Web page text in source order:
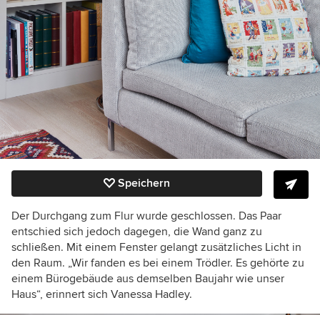
Speichern
Der Durchgang zum Flur wurde geschlossen. Das Paar
entschied sich jedoch dagegen, die Wand ganz zu
schließen. Mit einem Fenster gelangt zusätzliches Licht in
den Raum. „Wir fanden es bei einem Trödler. Es gehörte zu
einem Bürogebäude aus demselben Baujahr wie unser
Haus“, erinnert sich Vanessa Hadley.